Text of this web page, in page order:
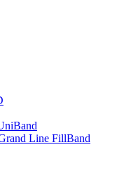
Line FillBand